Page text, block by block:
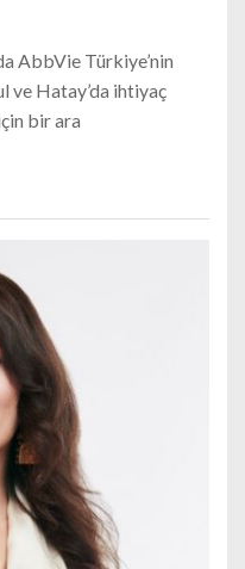
AbbVie Türkiye’nin
ve Hatay’da ihtiyaç
bir ara